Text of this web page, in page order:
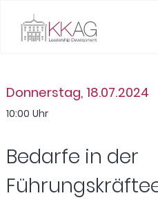
Bedarfe in der
Donnerstag, 18.07.2024
10:00 Uhr